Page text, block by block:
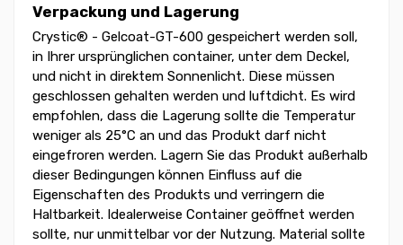
Verpackung und Lagerung
Crystic® - Gelcoat-GT-600 gespeichert werden soll,
in Ihrer ursprünglichen container, unter dem Deckel,
und nicht in direktem Sonnenlicht. Diese müssen
geschlossen gehalten werden und luftdicht. Es wird
empfohlen, dass die Lagerung sollte die Temperatur
weniger als 25°C an und das Produkt darf nicht
eingefroren werden. Lagern Sie das Produkt außerhalb
dieser Bedingungen können Einfluss auf die
Eigenschaften des Produkts und verringern die
Haltbarkeit. Idealerweise Container geöffnet werden
sollte, nur unmittelbar vor der Nutzung. Material sollte